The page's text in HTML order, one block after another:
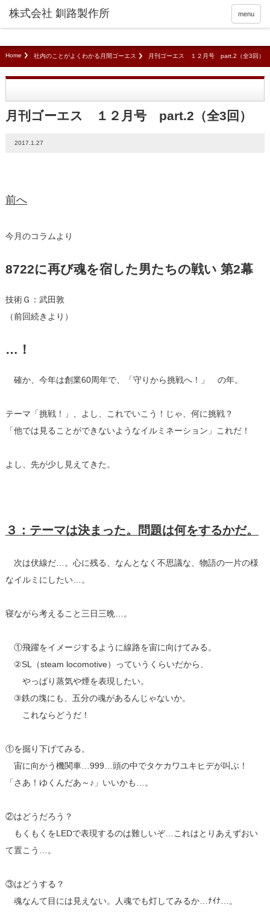
menu
Home 社内のことがよくわかる月間ゴーエス 月刊ゴーエス １２月号 part.2（全3回）
月刊ゴーエス １２月号 part.2（全3回）
2017.1.27
前へ
今月のコラムより
8722に再び魂を宿した男たちの戦い 第2幕
技術Ｇ：武田敦
（前回続きより）
…！
確か、今年は創業60周年で、「守りから挑戦へ！」 の年。
テーマ「挑戦！」、よし、これでいこう！じゃ、何に挑戦？
「他では見ることができないようなイルミネーション」これだ！
よし、先が少し見えてきた。
３：テーマは決まった。問題は何をするかだ。
次は伏線だ…。心に残る、なんとなく不思議な、物語の一片の様
なイルミにしたい…。
寝ながら考えること三日三晩…。
①飛躍をイメージするように線路を宙に向けてみる。
②SL（steam locomotive）っていうくらいだから、
やっぱり蒸気や煙を表現したい。
③鉄の塊にも、五分の魂があるんじゃないか。
これならどうだ！
①を掘り下げてみる。
宙に向かう機関車…999…頭の中でタケカワユキヒデが叫ぶ！
「さあ！ゆくんだあ～♪」いいかも…。
②はどうだろう？
もくもくをLEDで表現するのは難しいぞ…これはとりあえずおい
て置こう…。
③はどうする？
魂なんて目には見えない。人魂でも灯してみるか…ﾅｲﾅ…。